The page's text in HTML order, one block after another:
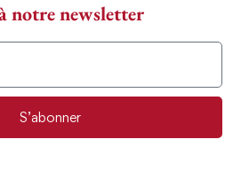
notre newsletter
S’abonner